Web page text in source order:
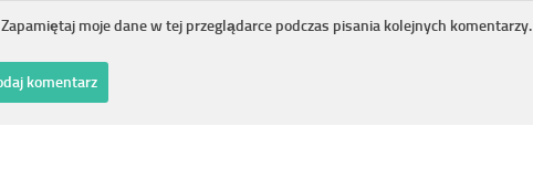
Zapamiętaj moje dane w tej przeglądarce podczas pisania kolejnych komentarzy.